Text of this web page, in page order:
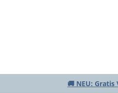
🚚 NEU: Gratis